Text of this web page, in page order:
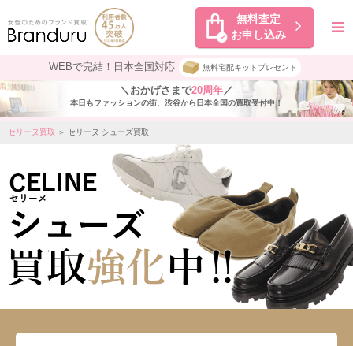
無料査定
お申し込み
WEBで完結！日本全国対応 無料宅配キットプレゼント
＼おかげさまで20周年／
本日もファッションの街、渋谷から日本全国の買取受付中！
セリーヌ買取 ＞ セリーヌ シューズ買取